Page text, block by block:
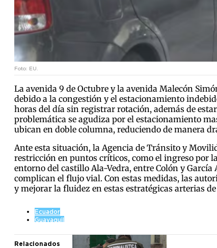
Foto: EU.
La avenida 9 de Octubre y la avenida Malecón
debido a la congestión y el estacionamiento
horas del día sin registrar rotación, además de
problemática se agudiza por el estacionamiento
ubican en doble columna, reduciendo de manera
Ante esta situación, la Agencia de Tránsito y
restricción en puntos críticos, como el ingreso por
entorno del castillo Ala-Vedra, entre Colón y
complican el flujo vial. Con estas medidas, las
y mejorar la fluidez en estas estratégicas arterias
Ecuador
Guayaquil
Relacionados